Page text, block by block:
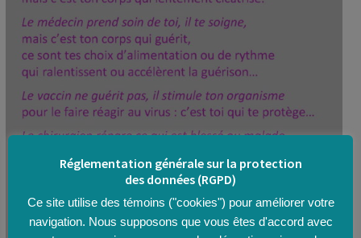
Réglementation générale sur la protection
des données (RGPD)
Ce site utilise des témoins ("cookies") pour améliorer votre
navigation. Nous supposons que vous êtes d'accord avec